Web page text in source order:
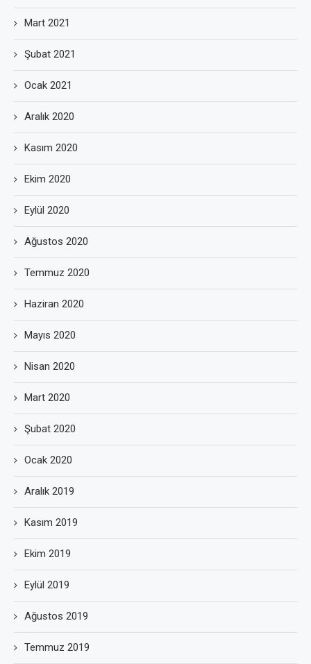
Mart 2021
Şubat 2021
Ocak 2021
Aralık 2020
Kasım 2020
Ekim 2020
Eylül 2020
Ağustos 2020
Temmuz 2020
Haziran 2020
Mayıs 2020
Nisan 2020
Mart 2020
Şubat 2020
Ocak 2020
Aralık 2019
Kasım 2019
Ekim 2019
Eylül 2019
Ağustos 2019
Temmuz 2019